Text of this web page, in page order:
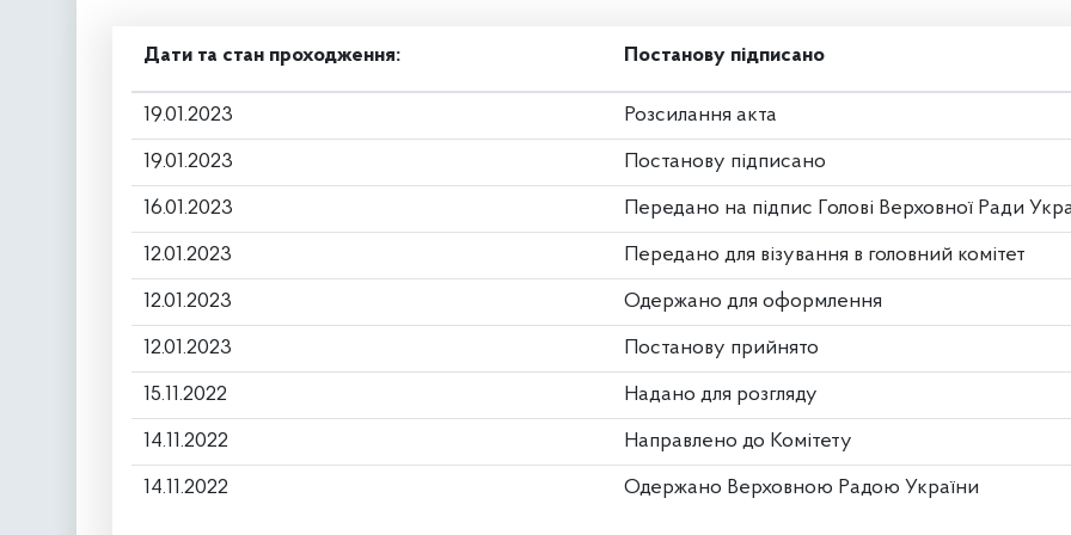
Дати та стан проходження: Постанову підписано
19.01.2023 Розсилання акта
19.01.2023 Постанову підписано
16.01.2023 Передано на підпис Голові Верховної Ради
12.01.2023 Передано для візування в головний комітет
12.01.2023 Одержано для оформлення
12.01.2023 Постанову прийнято
15.11.2022 Надано для розгляду
14.11.2022 Направлено до Комітету
14.11.2022 Одержано Верховною Радою України